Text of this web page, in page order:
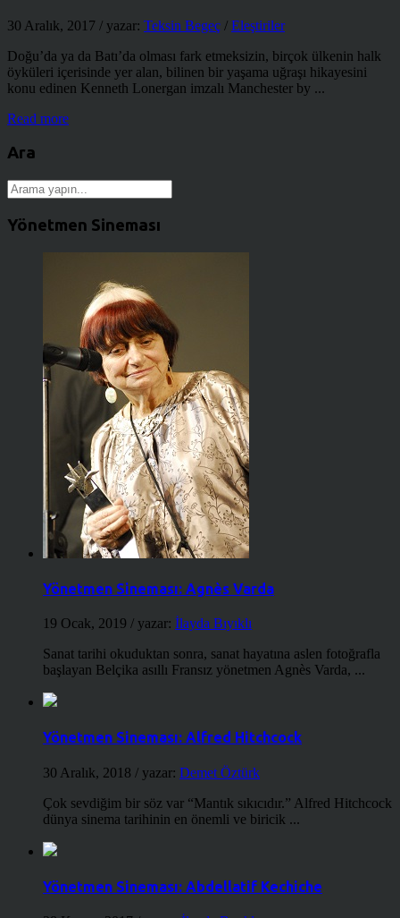
30 Aralık, 2017 / yazar: Teksin Begeç / Eleştiriler
Doğu’da ya da Batı’da olması fark etmeksizin, birçok ülkenin halk
öyküleri içerisinde yer alan, bilinen bir yaşama uğraşı hikayesini
konu edinen Kenneth Lonergan imzalı Manchester by ...
Read more
Ara
Yönetmen Sineması
Yönetmen Sineması: Agnès Varda
19 Ocak, 2019 / yazar: İlayda Bıyıklı
Sanat tarihi okuduktan sonra, sanat hayatına aslen fotoğrafla
başlayan Belçika asıllı Fransız yönetmen Agnès Varda, ...
Yönetmen Sineması: Alfred Hitchcock
30 Aralık, 2018 / yazar: Demet Öztürk
Çok sevdiğim bir söz var “Mantık sıkıcıdır.” Alfred Hitchcock
dünya sinema tarihinin en önemli ve biricik ...
Yönetmen Sineması: Abdellatif Kechiche